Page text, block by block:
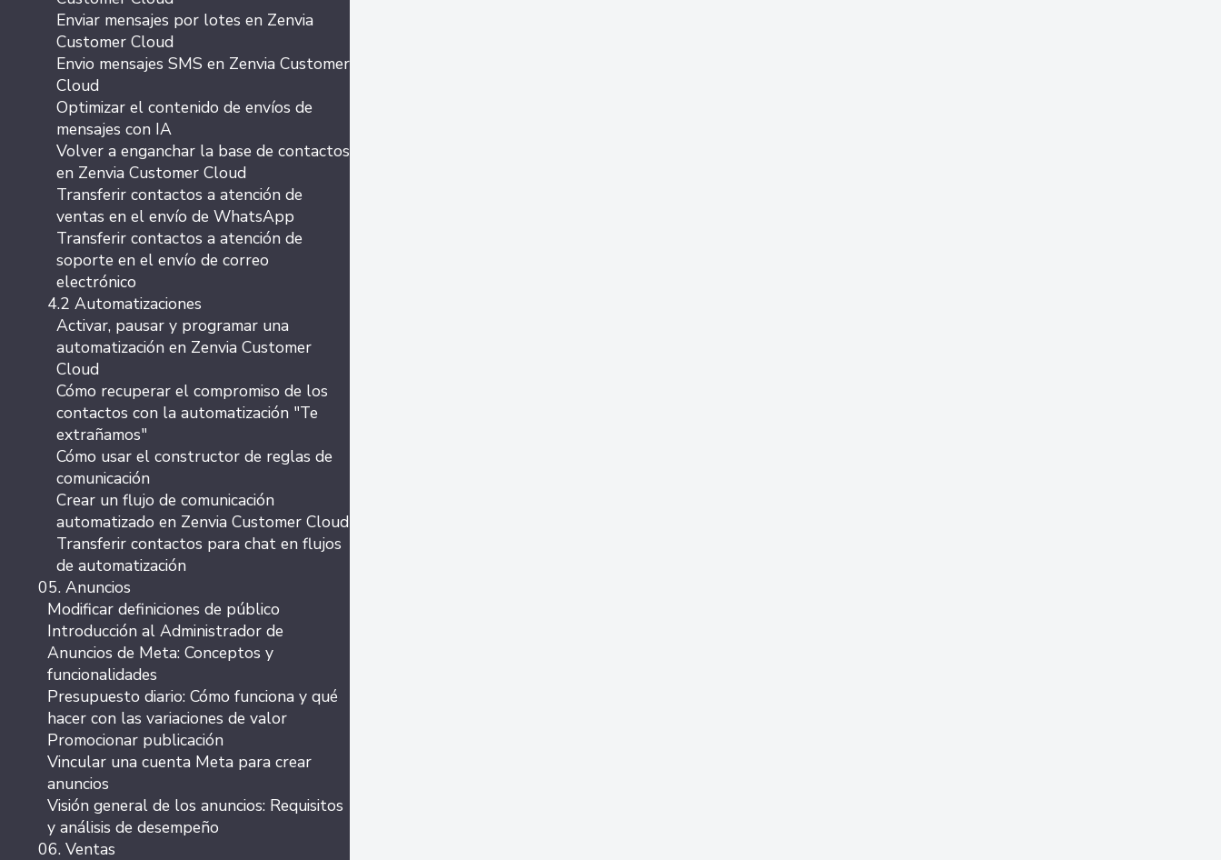
Enviar mensajes por lotes en Zenvia
Customer Cloud
Envio mensajes SMS en Zenvia Customer
Cloud
Optimizar el contenido de envíos de
mensajes con IA
Volver a enganchar la base de contactos
en Zenvia Customer Cloud
Transferir contactos a atención de
ventas en el envío de WhatsApp
Transferir contactos a atención de
soporte en el envío de correo
electrónico
4.2 Automatizaciones
Activar, pausar y programar una
automatización en Zenvia Customer
Cloud
Cómo recuperar el compromiso de los
contactos con la automatización "Te
extrañamos"
Cómo usar el constructor de reglas de
comunicación
Crear un flujo de comunicación
automatizado en Zenvia Customer Cloud
Transferir contactos para chat en flujos
de automatización
05. Anuncios
Modificar definiciones de público
Introducción al Administrador de
Anuncios de Meta: Conceptos y
funcionalidades
Presupuesto diario: Cómo funciona y qué
hacer con las variaciones de valor
Promocionar publicación
Vincular una cuenta Meta para crear
anuncios
Visión general de los anuncios: Requisitos
y análisis de desempeño
06. Ventas